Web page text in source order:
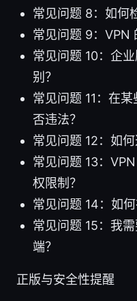
常见问题 8：如何
常见问题 9：VPN
常见问题 10：企
别？
常见问题 11：在
否违法？
常见问题 12：如
常见问题 13：
权限制？
常见问题 14：如
常见问题 15：我
端？
正版与安全性提醒